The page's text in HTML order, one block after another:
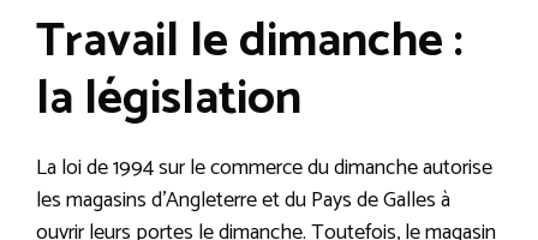
Travail le dimanche :
la législation
La loi de 1994 sur le commerce du dimanche autorise
les magasins d’Angleterre et du Pays de Galles à
ouvrir leurs portes le dimanche. Toutefois, le magasin